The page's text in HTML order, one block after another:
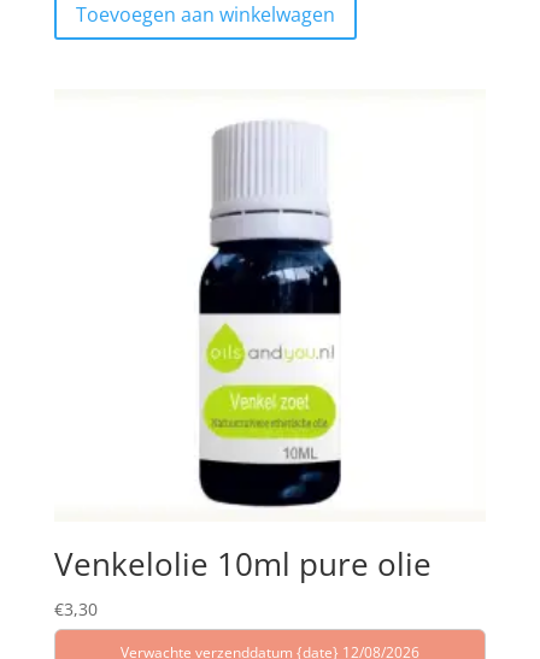
Toevoegen aan winkelwagen
Venkelolie 10ml pure olie
€3,30
Verwachte verzenddatum {date} 12/08/2026